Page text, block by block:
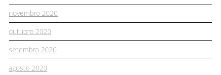
novembro 2020
outubro 2020
setembro 2020
agosto 2020